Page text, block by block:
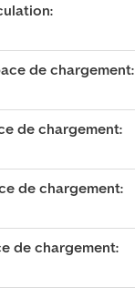
de chargement:
de chargement:
de chargement:
de chargement: